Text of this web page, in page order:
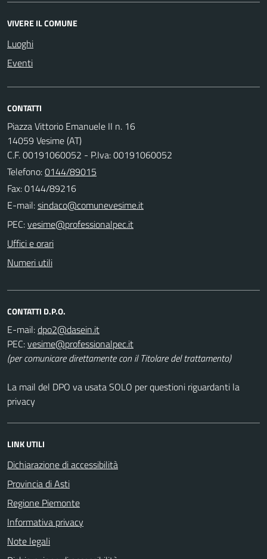
VIVERE IL COMUNE
Luoghi
Eventi
CONTATTI
Piazza Vittorio Emanuele II n. 16
14059 Vesime (AT)
C.F. 00191060052 - P.Iva: 00191060052
Telefono:0144/89015
Fax: 0144/89216
E-mail:
PEC:
Uffici e orari
Numeri utili
CONTATTI D.P.O.
E-mail:
PEC:
(per comunicare direttamente con il Titolare del trattamento)
La mail del DPO va usata SOLO per questioni riguardanti la
privacy
LINK UTILI
Dichiarazione di accessibilità
Provincia di Asti
Regione Piemonte
Informativa privacy
Note legali